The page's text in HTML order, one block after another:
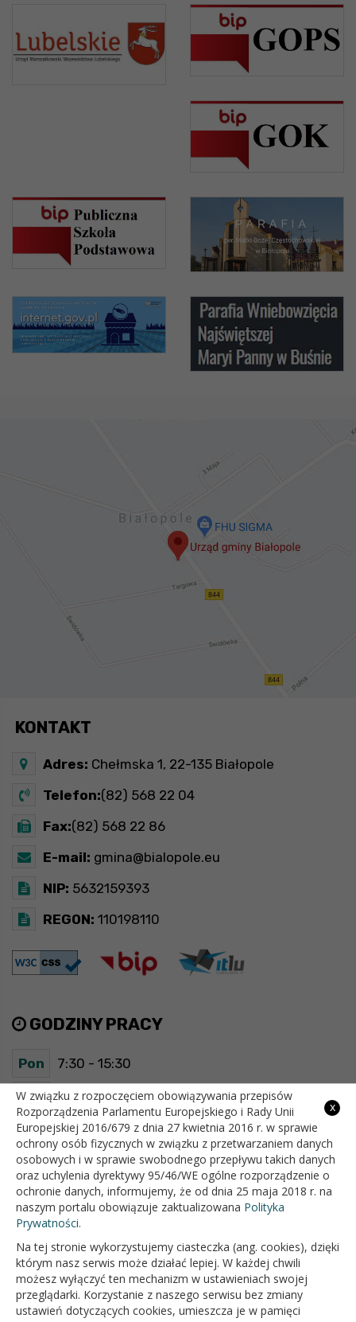
KONTAKT
Adres: Chełmska 1, 22-135 Białopole
Telefon:(82) 568 22 04
Fax:(82) 568 22 86
E-mail: gmina@bialopole.eu
NIP: 5632159393
REGON: 110198110
GODZINY PRACY
Pon 7:30 - 15:30
Wt 7:30 - 15:30
Śr 7:30 - 15:30
Czw 7:30 - 15:30
Pt 7:30 - 15:30
OFICJALNY SERWIS INTERNETOWY GMINY BIAŁOPOLE
x
W związku z rozpoczęciem obowiązywania przepisów
Rozporządzenia Parlamentu Europejskiego i Rady Unii
Europejskiej 2016/679 z dnia 27 kwietnia 2016 r. w sprawie
ochrony osób fizycznych w związku z przetwarzaniem danych
osobowych i w sprawie swobodnego przepływu takich danych
oraz uchylenia dyrektywy 95/46/WE ogólne rozporządzenie o
ochronie danych, informujemy, że od dnia 25 maja 2018 r. na
naszym portalu obowiązuje zaktualizowana Polityka
Prywatności.
Na tej stronie wykorzystujemy ciasteczka (ang. cookies), dzięki
którym nasz serwis może działać lepiej. W każdej chwili
możesz wyłączyć ten mechanizm w ustawieniach swojej
przeglądarki. Korzystanie z naszego serwisu bez zmiany
ustawień dotyczących cookies, umieszcza je w pamięci